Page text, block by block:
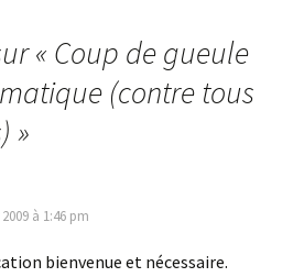
« Coup de gueule
(contre tous
»
à 1:46 pm
bienvenue et nécessaire.